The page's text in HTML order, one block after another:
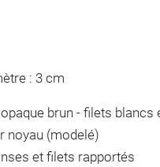
: 3 cm
brun - filets blancs
noyau (modelé)
et filets rapportés